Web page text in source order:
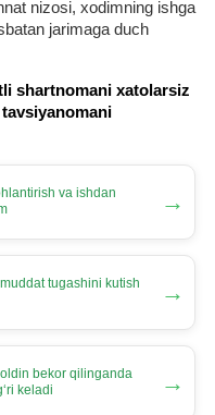
nizosi, хodimning ishga
jarimaga duch
shartnomani хatolarsiz
va ishdan
→
tugashini kutish
→
bekor qilinganda
keladi →